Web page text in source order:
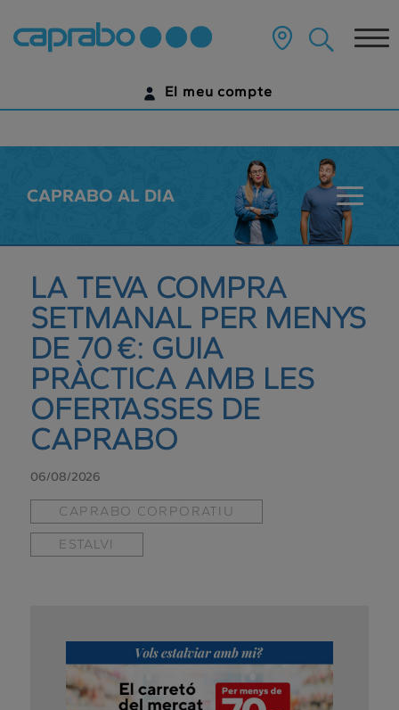
label.access.jump.content???
El meu compte
ENCARA NO TENS UN COMPTE DIGITAL?
COMENÇA AQUÍ
CAPRABO AL DIA
???
LA TEVA COMPRA
SETMANAL PER MENYS
DE 70 €: GUIA
PRÀCTICA AMB LES
OFERTASSES DE
CAPRABO
06/08/2026
CAPRABO CORPORATIU
ESTALVI